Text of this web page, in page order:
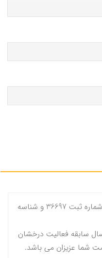
موسسه آسمان تندیس مهان به شماره ثبت 36697 و شناسه
سابقه فعالیت درخشان
شما عزیزان می باشد.